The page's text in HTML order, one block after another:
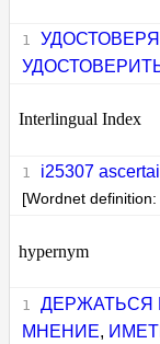
Interlingual Index
i25307
[Wordnet
hypernym
ДЕРЖАТЬСЯ
МНЕНИЕ,